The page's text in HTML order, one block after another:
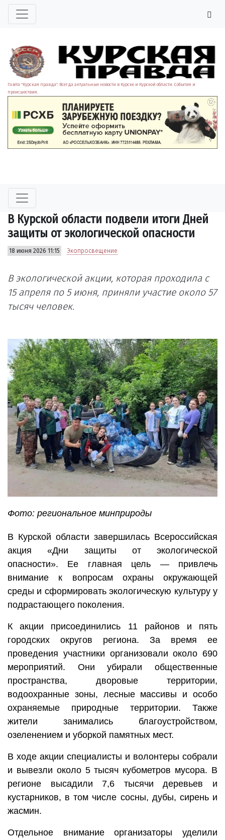
Газета "Курская правда". Всегда актуальные новости в Курске и Курской области. События и
происшествия.
В Курской области подвели итоги Дней
защиты от экологической опасности
18 июня 2026 11:15 Экопросвещение
В экологической акции, которая проходила с
15 апреля по 5 июня, приняли участие около 57
тысяч человек.
Фото: региональное минприроды
В Курской области завершилась Всероссийская
акция «Дни защиты от экологической
опасности». Ее главная цель — привлечь
внимание к вопросам охраны окружающей
среды и сформировать экологическую культуру у
подрастающего поколения.
К акции присоединились 11 районов и пять
городских округов региона. За время ее
проведения участники организовали около 690
мероприятий. Они убирали общественные
пространства, дворовые территории,
водоохранные зоны, лесные массивы и особо
охраняемые природные территории. Также
жители занимались благоустройством,
озеленением и уборкой памятных мест.
В ходе акции специалисты и волонтеры собрали
и вывезли около 5 тысяч кубометров мусора. В
регионе высадили 7,6 тысячи деревьев и
кустарников, в том числе сосны, дубы, сирень и
жасмин.
Отдельное внимание организаторы уделили